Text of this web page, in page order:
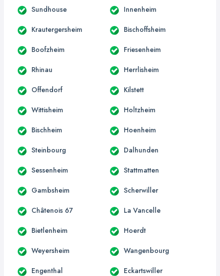
Sundhouse Innenheim
Krautergersheim Bischoffsheim
Boofzheim Friesenheim
Rhinau Herrlisheim
Offendorf Kilstett
Wittisheim Holtzheim
Bischheim Hoenheim
Steinbourg Dalhunden
Sessenheim Stattmatten
Gambsheim Scherwiller
Châtenois 67 La Vancelle
Bietlenheim Hoerdt
Weyersheim Wangenbourg
Engenthal Eckartswiller